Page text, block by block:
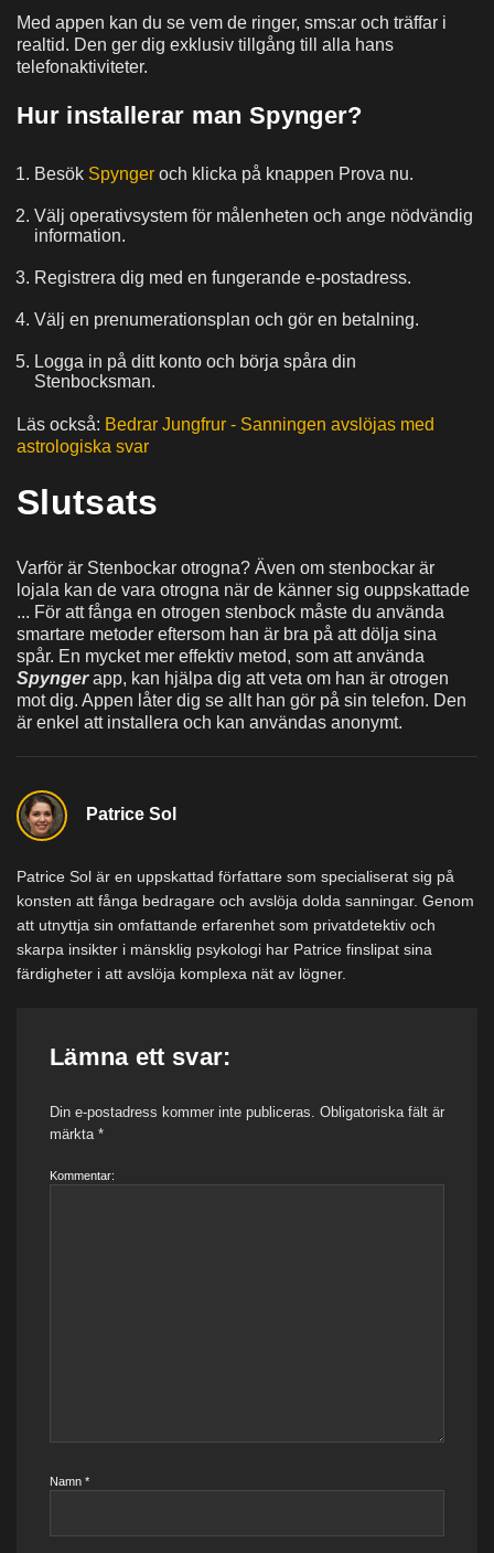
Med appen kan du se vem de ringer, sms:ar och träffar i
realtid. Den ger dig exklusiv tillgång till alla hans
telefonaktiviteter.
Hur installerar man Spynger?
Besök Spynger och klicka på knappen Prova nu.
Välj operativsystem för målenheten och ange nödvändig
information.
Registrera dig med en fungerande e-postadress.
Välj en prenumerationsplan och gör en betalning.
Logga in på ditt konto och börja spåra din
Stenbocksman.
Läs också: Bedrar Jungfrur - Sanningen avslöjas med
astrologiska svar
Slutsats
Varför är Stenbockar otrogna? Även om stenbockar är
lojala kan de vara otrogna när de känner sig ouppskattade
... För att fånga en otrogen stenbock måste du använda
smartare metoder eftersom han är bra på att dölja sina
spår. En mycket mer effektiv metod, som att använda
Spyngerapp, kan hjälpa dig att veta om han är otrogen
mot dig. Appen låter dig se allt han gör på sin telefon. Den
är enkel att installera och kan användas anonymt.
Patrice Sol
Patrice Sol är en uppskattad författare som specialiserat sig på
konsten att fånga bedragare och avslöja dolda sanningar. Genom
att utnyttja sin omfattande erfarenhet som privatdetektiv och
skarpa insikter i mänsklig psykologi har Patrice finslipat sina
färdigheter i att avslöja komplexa nät av lögner.
Lämna ett svar:
Din e-postadress kommer inte publiceras. Obligatoriska fält är
märkta *
Kommentar:
Namn *